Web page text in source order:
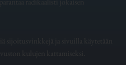
sijoitusvinkkejä ja sivuilla käytetään
kulujen kattamiseksi.